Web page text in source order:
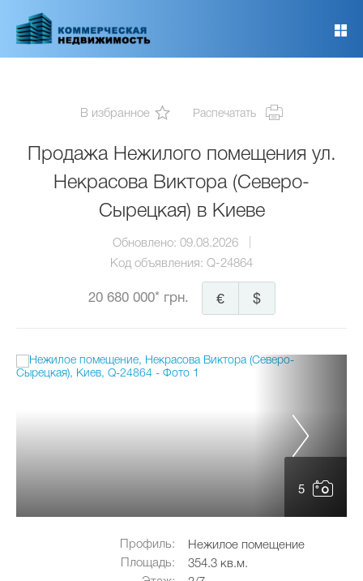
основному
В избранное Распечатать
Продажа Нежилого помещения ул.
Некрасова Виктора (Северо-
Сырецкая) в Киеве
Обновлено: 09.08.2026
Код объявления: Q-24864
20 680 000* грн. $
€
5
Профиль:
Нежилое помещение
Площадь:
354.3 кв.м.